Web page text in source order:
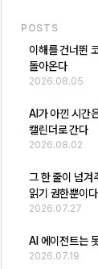
POSTS
이해를 건너뛴
돌아온다
2026.08.05
AI가 아낀 시간
캘린더로 간다
2026.08.02
그 한 줄이 넘겨
읽기 권한뿐이다
2026.07.27
AI 에이전트는
2026.07.19